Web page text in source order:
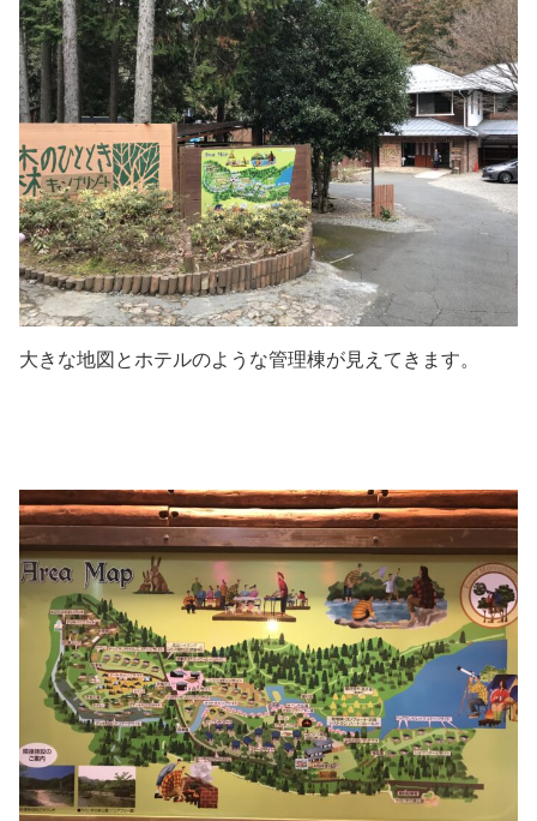
大きな地図とホテルのような管理棟が見えてきます。